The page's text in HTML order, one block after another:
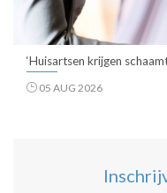
‘Huisartsen krijgen
05 AUG 2026